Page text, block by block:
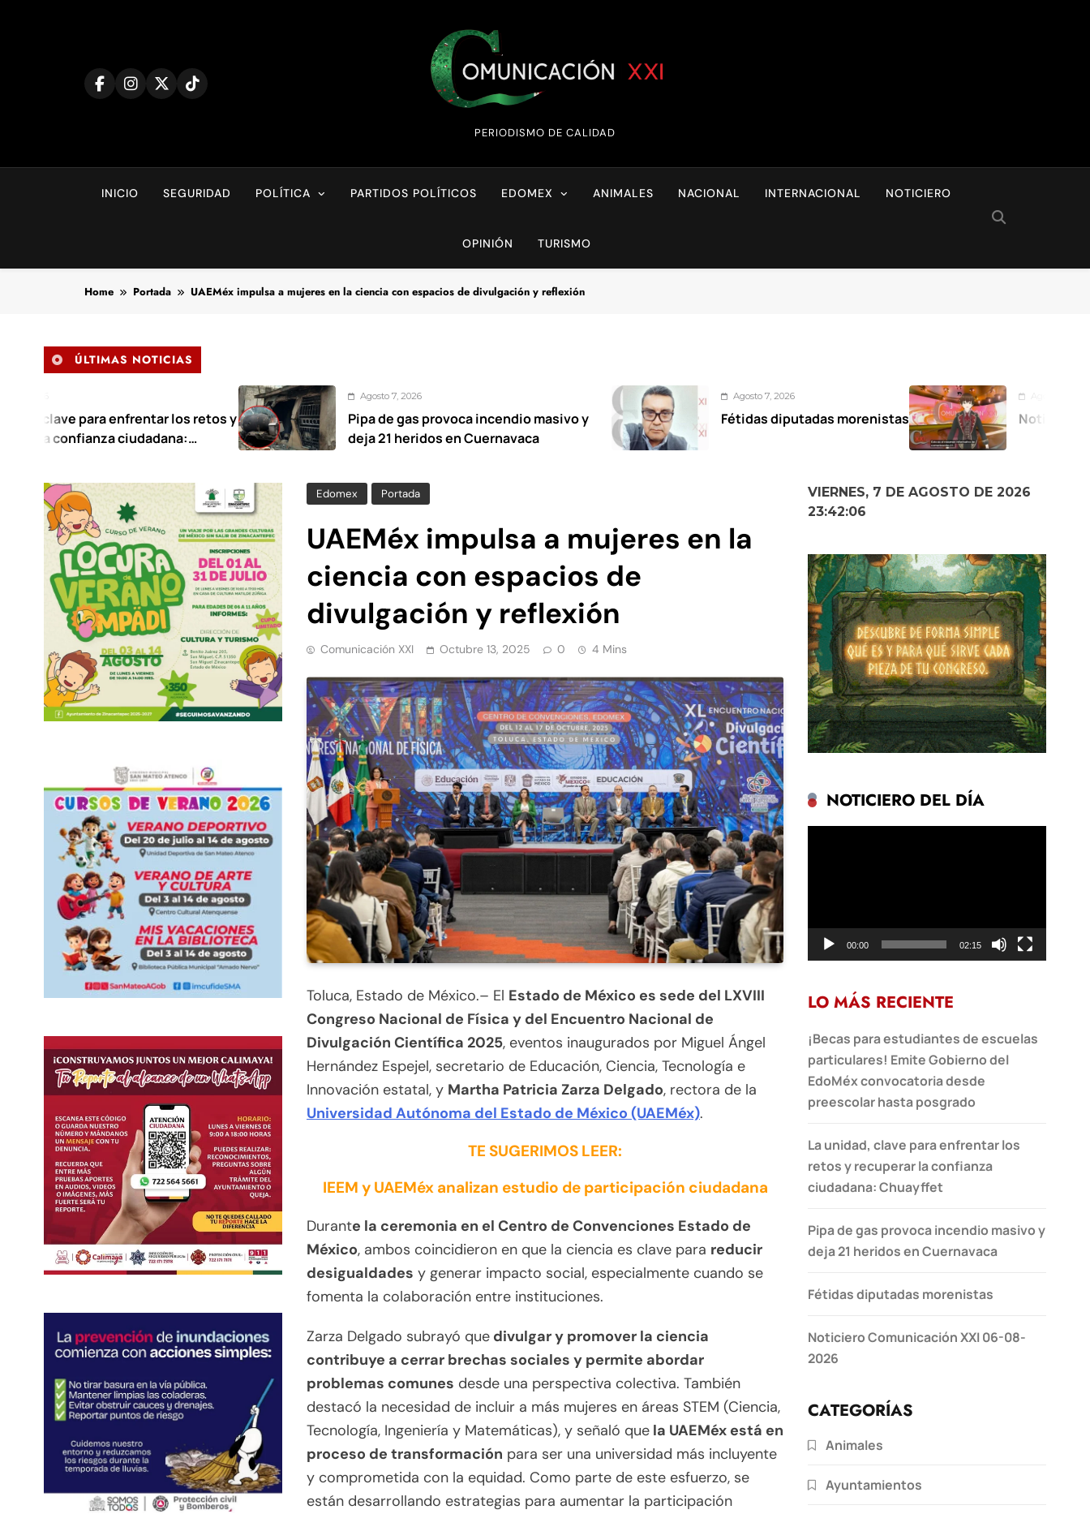
Comunicación XXI
PERIODISMO DE CALIDAD
INICIO SEGURIDAD POLÍTICA PARTIDOS POLÍTICOS EDOMEX ANIMALES NACIONAL INTERNACIONAL NOTICIERO
OPINIÓN TURISMO
Home Portada UAEMéx impulsa a mujeres en la ciencia con espacios de divulgación y reflexión
ÚLTIMAS NOTICIAS
enfrentar los retos y
ciudadana:
Agosto 7, 2026
Pipa de gas provoca incendio masivo y
deja 21 heridos en Cuernavaca
Agosto 7, 2026
Fétidas diputadas morenistas
Agosto 6, 2026
Noticiero Comunicación
Edomex Portada
UAEMéx impulsa a mujeres en la
ciencia con espacios de
divulgación y reflexión
Comunicación XXI Octubre 13, 2025 0 4 Mins
Toluca, Estado de México.– El Estado de México es sede del LXVIII
Congreso Nacional de Física y del Encuentro Nacional de
Divulgación Científica 2025, eventos inaugurados por Miguel Ángel
Hernández Espejel, secretario de Educación, Ciencia, Tecnología e
Innovación estatal, y Martha Patricia Zarza Delgado, rectora de la
Universidad Autónoma del Estado de México (UAEMéx).
TE SUGERIMOS LEER:
IEEM y UAEMéx analizan estudio de participación ciudadana
Durante la ceremonia en el Centro de Convenciones Estado de
México, ambos coincidieron en que la ciencia es clave para reducir
desigualdades y generar impacto social, especialmente cuando se
fomenta la colaboración entre instituciones.
Zarza Delgado subrayó que divulgar y promover la ciencia
contribuye a cerrar brechas sociales y permite abordar
problemas comunes desde una perspectiva colectiva. También
destacó la necesidad de incluir a más mujeres en áreas STEM (Ciencia,
Tecnología, Ingeniería y Matemáticas), y señaló que la UAEMéx está en
proceso de transformación para ser una universidad más incluyente
y comprometida con la equidad. Como parte de este esfuerzo, se
están desarrollando estrategias para aumentar la participación
VIERNES, 7 DE AGOSTO DE 2026
23:42:07
NOTICIERO DEL DÍA
00:00 02:15
LO MÁS RECIENTE
¡Becas para estudiantes de escuelas
particulares! Emite Gobierno del
EdoMéx convocatoria desde
preescolar hasta posgrado
La unidad, clave para enfrentar los
retos y recuperar la confianza
ciudadana: Chuayffet
Pipa de gas provoca incendio masivo y
deja 21 heridos en Cuernavaca
Fétidas diputadas morenistas
Noticiero Comunicación XXI 06-08-
2026
CATEGORÍAS
Animales
Ayuntamientos